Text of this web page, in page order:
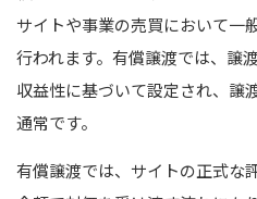
サイトや事業の売買において一
行われます。 有償譲渡では、譲
収益性に基づいて設定され、譲
通常です。
有償譲渡では、サイトの正式な